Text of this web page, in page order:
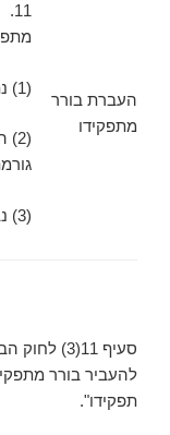
העברת בורר
מתפקידו
(1) נתגלה שהבורר אינו ראוי לאמון הצדדים;
(3) נבצר מהבורר למלא את תפקידו.
סעיף
להעביר בורר
תפקידו".